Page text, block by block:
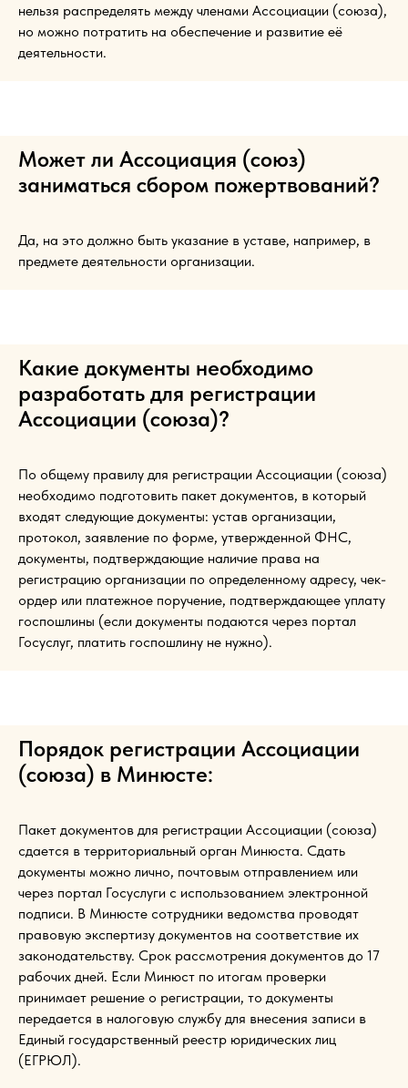
нельзя распределять между членами Ассоциации (союза),
но можно потратить на обеспечение и развитие её
деятельности.
Может ли Ассоциация (союз)
заниматься сбором пожертвований?
Да, на это должно быть указание в уставе, например, в
предмете деятельности организации.
Какие документы необходимо
разработать для регистрации
Ассоциации (союза)?
По общему правилу для регистрации Ассоциации (союза)
необходимо подготовить пакет документов, в который
входят следующие документы: устав организации,
протокол, заявление по форме, утвержденной ФНС,
документы, подтверждающие наличие права на
регистрацию организации по определенному адресу, чек-
ордер или платежное поручение, подтверждающее уплату
госпошлины (если документы подаются через портал
Госуслуг, платить госпошлину не нужно).
Порядок регистрации Ассоциации
(союза) в Минюсте:
Пакет документов для регистрации Ассоциации (союза)
сдается в территориальный орган Минюста. Сдать
документы можно лично, почтовым отправлением или
через портал Госуслуги с использованием электронной
подписи. В Минюсте сотрудники ведомства проводят
правовую экспертизу документов на соответствие их
законодательству. Срок рассмотрения документов до 17
рабочих дней. Если Минюст по итогам проверки
принимает решение о регистрации, то документы
передается в налоговую службу для внесения записи в
Единый государственный реестр юридических лиц
(ЕГРЮЛ).